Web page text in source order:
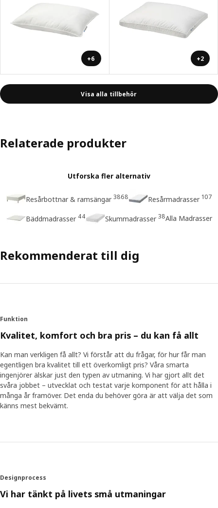
+6 +2
Visa alla tillbehör
Relaterade produkter
Utforska fler alternativ
Resårbottnar & ramsängar 3868 Resårmadrasser 107
Bäddmadrasser 44 Skummadrasser 38Alla Madrasser
Rekommenderat till dig
Funktion
Kvalitet, komfort och bra pris – du kan få allt
Kan man verkligen få allt? Vi förstår att du frågar, för hur får man
egentligen bra kvalitet till ett överkomligt pris? Våra smarta
ingenjörer älskar just den typen av utmaning. Vi har gjort allt det
svåra jobbet – utvecklat och testat varje komponent för att hålla i
många år framöver. Det enda du behöver göra är att välja det som
känns mest bekvämt.
Designprocess
Vi har tänkt på livets små utmaningar